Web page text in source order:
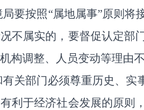
局要按照“属地属事”原则将
不属实的，要督促认定部
构调整、人员变动等理由
关部门必须尊重历史、
利于经济社会发展的原则